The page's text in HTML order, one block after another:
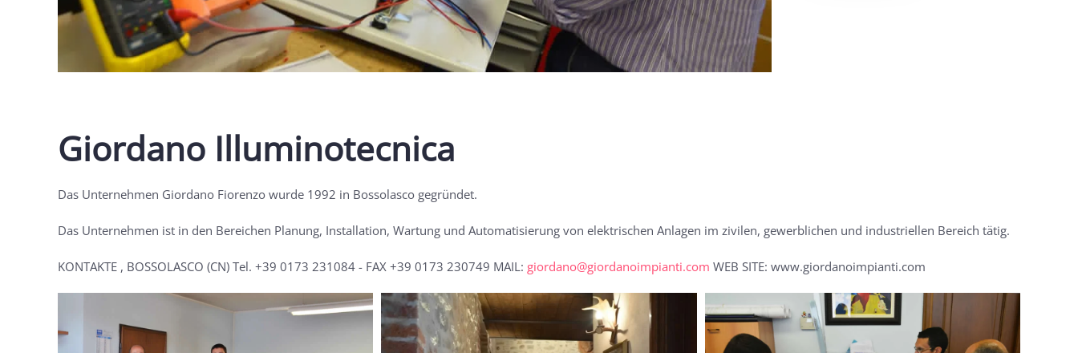
Giordano Illuminotecnica
Das Unternehmen Giordano Fiorenzo wurde 1992 in Bossolasco gegründet.
Das Unternehmen ist in den Bereichen Planung, Installation, Wartung und Automatisierung von elektrischen Anlagen im zivilen, gewerblichen und industriellen Bereich tätig.
KONTAKTE , BOSSOLASCO (CN) Tel. +39 0173 231084 - FAX +39 0173 230749 MAIL: giordano@giordanoimpianti.com WEB SITE: www.giordanoimpianti.com